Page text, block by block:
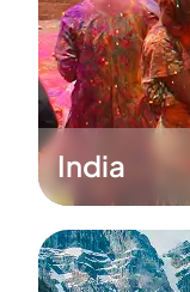
India